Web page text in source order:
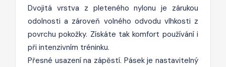
Dvojitá vrstva z pleteného nylonu je zárukou
odolnosti a zároveň volného odvodu vlhkosti z
povrchu pokožky. Získáte tak komfort používání i
při intenzivním tréninku.
Přesné usazení na zápěstí. Pásek je nastavitelný